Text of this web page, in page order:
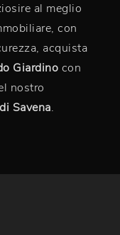
al meglio
con
acquista
Giardino con
nostro
Savena.